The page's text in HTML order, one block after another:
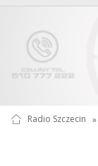
Radio Szczecin »